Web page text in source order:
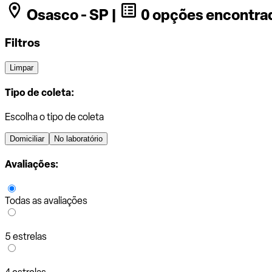
Osasco - SP | 0 opções
Filtros
Limpar
Tipo de coleta:
Escolha o tipo de coleta
Domiciliar No laboratório
Avaliações:
Todas as avaliações
5 estrelas